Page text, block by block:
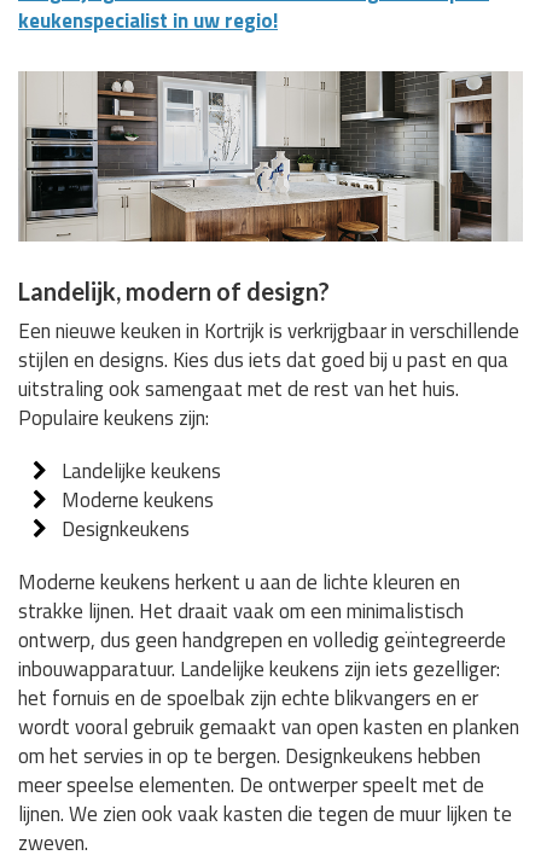
keukenspecialist in uw regio!
Landelijk, modern of design?
Een nieuwe keuken in Kortrijk is verkrijgbaar in verschillende
stijlen en designs. Kies dus iets dat goed bij u past en qua
uitstraling ook samengaat met de rest van het huis.
Populaire keukens zijn:
Landelijke keukens
Moderne keukens
Designkeukens
Moderne keukens herkent u aan de lichte kleuren en
strakke lijnen. Het draait vaak om een minimalistisch
ontwerp, dus geen handgrepen en volledig geïntegreerde
inbouwapparatuur. Landelijke keukens zijn iets gezelliger:
het fornuis en de spoelbak zijn echte blikvangers en er
wordt vooral gebruik gemaakt van open kasten en planken
om het servies in op te bergen. Designkeukens hebben
meer speelse elementen. De ontwerper speelt met de
lijnen. We zien ook vaak kasten die tegen de muur lijken te
zweven.